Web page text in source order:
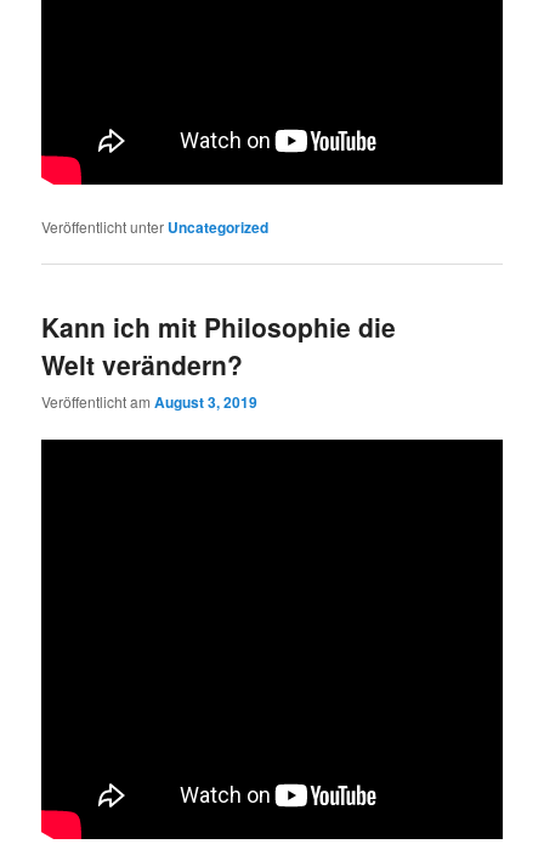
Veröffentlicht unter Uncategorized
Kann ich mit Philosophie die
Welt verändern?
Veröffentlicht amAugust 3, 2019